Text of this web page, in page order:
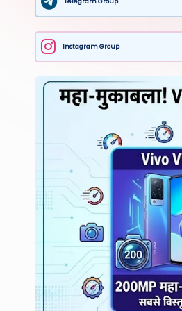
Instagram Group